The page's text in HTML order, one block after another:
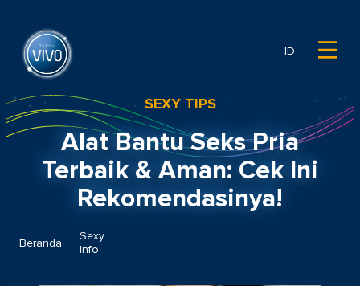
ID
SEXY TIPS
Alat Bantu Seks Pria
Terbaik & Aman: Cek Ini
Rekomendasinya!
Beranda
Sexy
Info